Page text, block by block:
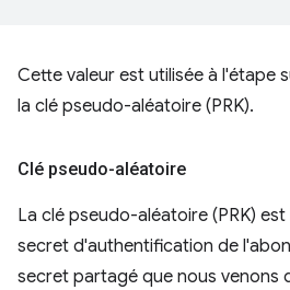
Cette valeur est utilisée à l'étape
la clé pseudo-aléatoire (PRK).
Clé pseudo-aléatoire
La clé pseudo-aléatoire (PRK)
secret d'authentification de
secret partagé que nous venons